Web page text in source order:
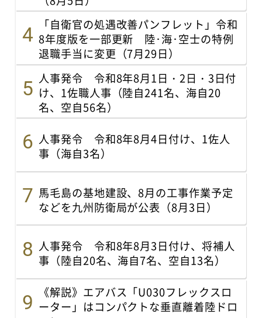
「自衛官の処遇改善パンフレット」令和
8年度版を一部更新 陸･海･空士の特例
退職手当に変更（7月29日）
人事発令 令和8年8月1日・2日・3日付
け、1佐職人事（陸自241名、海自20
名、空自56名）
人事発令 令和8年8月4日付け、1佐人
事（海自3名）
馬毛島の基地建設、8月の工事作業予定
などを九州防衛局が公表（8月3日）
人事発令 令和8年8月3日付け、将補人
事（陸自20名、海自7名、空自13名）
《解説》エアバス「U030フレックスロ
ーター」はコンパクトな垂直離着陸ドロ